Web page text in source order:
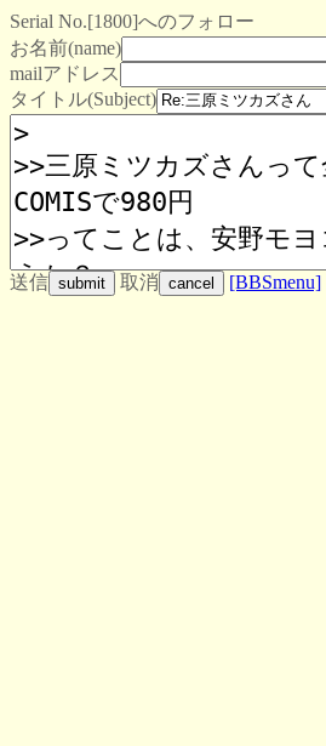
Serial No.[1800]へのフォロー
お名前(name)
mailアドレス
タイトル(Subject)
送信 取消 [BBSmenu]